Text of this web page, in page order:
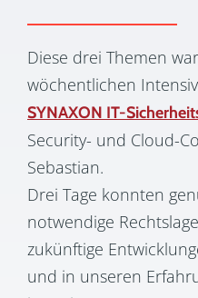
Diese drei Themen
wöchentlichen
SYNAXON IT-
Security- und Cloud-
Sebastian.
Drei Tage konnten
notwendige
zukünftige
und in unseren